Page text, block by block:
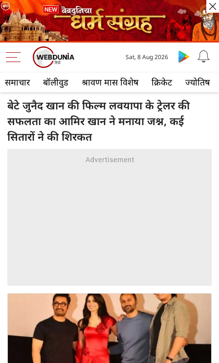
समाचार बॉलीवुड श्रावण मास विशेष क्रिकेट ज्योतिष
Sat, 8 Aug 2026
बेटे जुनैद खान की फिल्म लवयापा के ट्रेलर की
सफलता का आमिर खान ने मनाया जश्न, कई
सितारों ने की शिरकत